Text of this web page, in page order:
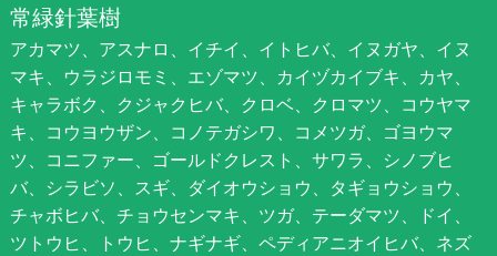
常緑針葉樹
アカマツ、アスナロ、イチイ、イトヒバ、イヌガヤ、イヌ
マキ、ウラジロモミ、エゾマツ、カイヅカイブキ、カヤ、
キャラボク、クジャクヒバ、クロベ、クロマツ、コウヤマ
キ、コウヨウザン、コノテガシワ、コメツガ、ゴヨウマ
ツ、コニファー、ゴールドクレスト、サワラ、シノブヒ
バ、シラビソ、スギ、ダイオウショウ、タギョウショウ、
チャボヒバ、チョウセンマキ、ツガ、テーダマツ、ドイ、
ツトウヒ、トウヒ、ナギナギ、ペディアニオイヒバ、ネズ